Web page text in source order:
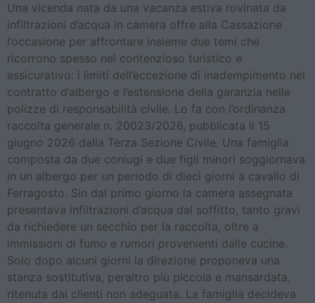
Una vicenda nata da una vacanza estiva rovinata da
infiltrazioni d’acqua in camera offre alla Cassazione
l’occasione per affrontare insieme due temi che
ricorrono spesso nel contenzioso turistico e
assicurativo: i limiti dell’eccezione di inadempimento nel
contratto d’albergo e l’estensione della garanzia nelle
polizze di responsabilità civile. Lo fa con l’ordinanza
raccolta generale n. 20023/2026, pubblicata il 15
giugno 2026 dalla Terza Sezione Civile. Una famiglia
composta da due coniugi e due figli minori soggiornava
in un albergo per un periodo di dieci giorni a cavallo di
Ferragosto. Sin dal primo giorno la camera assegnata
presentava infiltrazioni d’acqua dal soffitto, tanto gravi
da richiedere un secchio per la raccolta, oltre a
immissioni di fumo e rumori provenienti dalle cucine.
Solo dopo alcuni giorni la direzione proponeva una
stanza sostitutiva, peraltro più piccola e mansardata,
ritenuta dai clienti non adeguata. La famiglia decideva